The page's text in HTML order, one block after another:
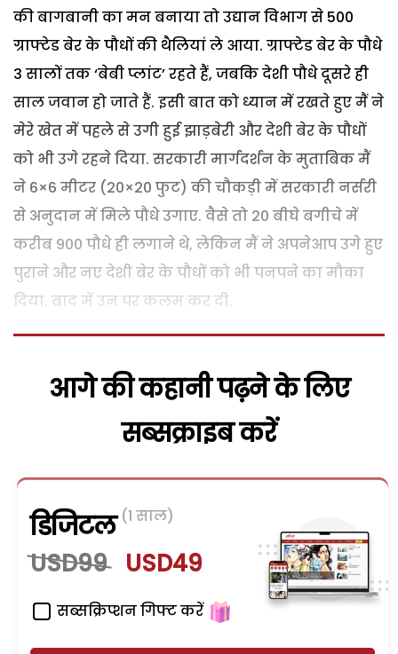
की बागबानी का मन बनाया तो उद्यान विभाग से 500
ग्राफ्टेड बेर के पौधों की थैलियां ले आया. ग्राफ्टेड बेर के पौधे
3 सालों तक ‘बेबी प्लांट’ रहते हैं, जबकि देशी पौधे दूसरे ही
साल जवान हो जाते हैं. इसी बात को ध्यान में रखते हुए मैं ने
मेरे खेत में पहले से उगी हुई झाड़बेरी और देशी बेर के पौधों
को भी उगे रहने दिया. सरकारी मार्गदर्शन के मुताबिक मैं
ने 6×6 मीटर (20×20 फुट) की चौकड़ी में सरकारी नर्सरी
से अनुदान में मिले पौधे उगाए. वैसे तो 20 बीघे बगीचे में
करीब 900 पौधे ही लगाने थे, लेकिन मैं ने अपनेआप उगे हुए
पुराने और नए देशी बेर के पौधों को भी पनपने का मौका
दिया. बाद में उन पर कलम कर दी.
आगे की कहानी पढ़ने के लिए
सब्सक्राइब करें
डिजिटल (1 साल)
USD99 USD49
सब्सक्रिप्शन गिफ्ट करें